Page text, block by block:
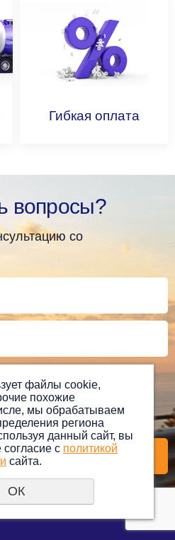
Гибкая оплата
вопросы?
со
обработку моих персональных
с политикой
*
файлы cookie,
похожие
мы обрабатываем
региона
данный сайт, вы
с политикой
сайта.
ОК